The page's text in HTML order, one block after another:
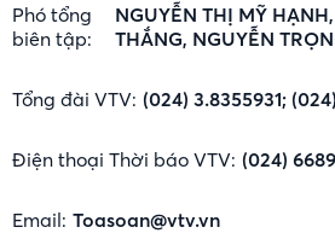
Phó tổng
biên tập:
NGUYỄN THỊ MỸ
THẮNG, NGUYỄN
Tổng đài VTV: (024) 3.8355931;
Điện thoại Thời báo VTV: (024)
Email: Toasoan@vtv.vn